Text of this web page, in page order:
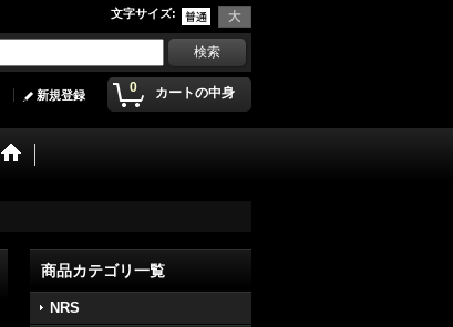
文字サイズ:
0 カートの中身
新規登録
商品カテゴリ一覧
NRS